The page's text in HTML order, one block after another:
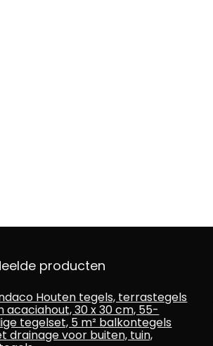
producten
Houten tegels, terrastegels
acaciahout, 30 x 30 cm, 55-
tegelset, 5 m² balkontegels
drainage voor buiten, tuin,